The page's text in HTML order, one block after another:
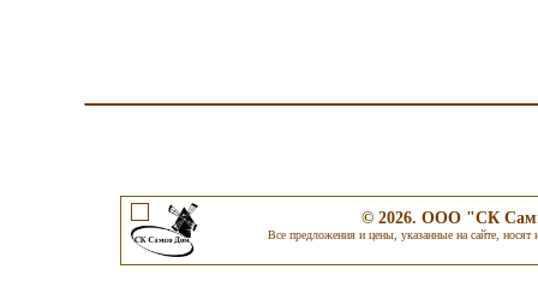
© 2026. ООО "СК
Все предложения и цены, указанные на сайте,